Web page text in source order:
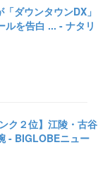
ダウンタウンDX」
ルを告白 ... - ナタリ
ク２位】江陵・古谷
- BIGLOBEニュー